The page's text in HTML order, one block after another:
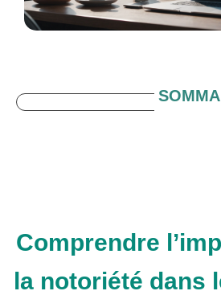
Comprendre
la notoriété dans